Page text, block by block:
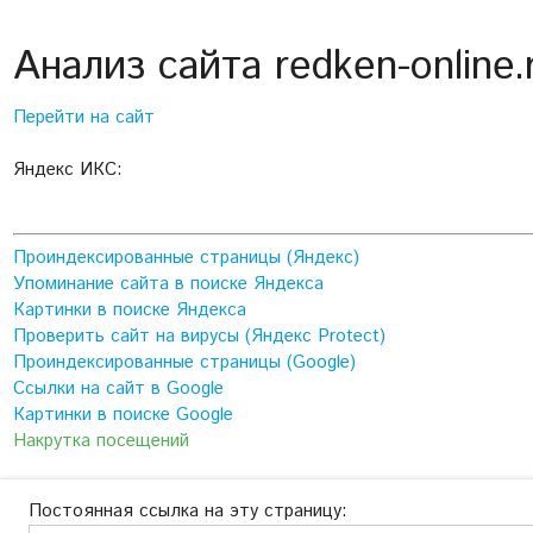
Анализ сайта redken-
Перейти на сайт
Яндекс ИКС:
Проиндексированные страницы (Яндекс)
Упоминание сайта в поиске Яндекса
Картинки в поиске Яндекса
Проверить сайт на вирусы (Яндекс Protect)
Проиндексированные страницы (Google)
Ссылки на сайт в Google
Картинки в поиске Google
Накрутка посещений
Постоянная ссылка на эту страницу: